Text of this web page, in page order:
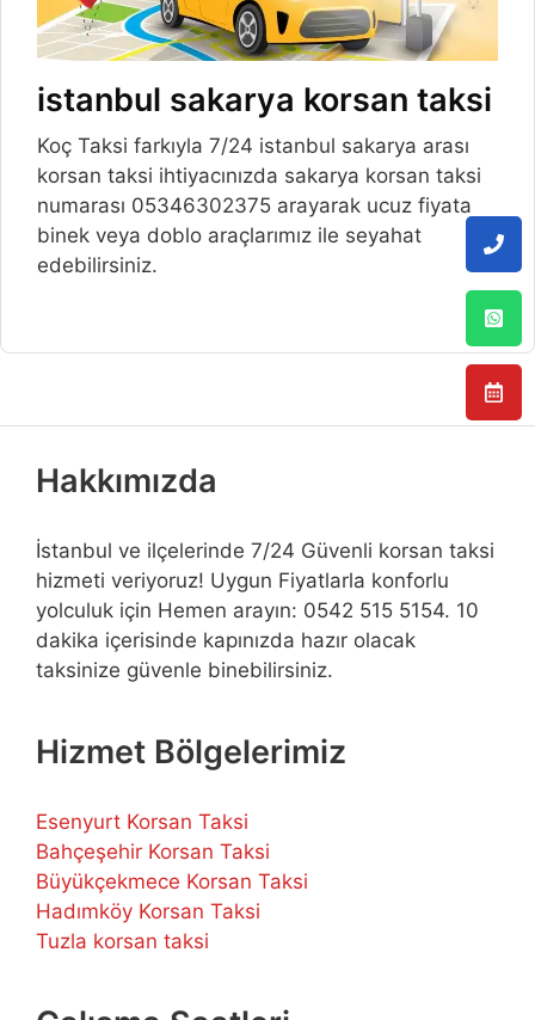
istanbul sakarya korsan taksi
Koç Taksi farkıyla 7/24 istanbul sakarya arası
korsan taksi ihtiyacınızda sakarya korsan taksi
numarası 05346302375 arayarak ucuz fiyata
binek veya doblo araçlarımız ile seyahat
edebilirsiniz.
Hakkımızda
İstanbul ve ilçelerinde 7/24 Güvenli korsan taksi
hizmeti veriyoruz! Uygun Fiyatlarla konforlu
yolculuk için Hemen arayın: 0542 515 5154. 10
dakika içerisinde kapınızda hazır olacak
taksinize güvenle binebilirsiniz.
Hizmet Bölgelerimiz
Esenyurt Korsan Taksi
Bahçeşehir Korsan Taksi
Büyükçekmece Korsan Taksi
Hadımköy Korsan Taksi
Tuzla korsan taksi